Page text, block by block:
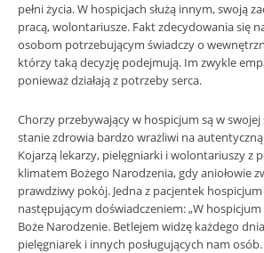
pełni życia. W hospicjach służą innym, swoją
pracą, wolontariusze. Fakt zdecydowania się
osobom potrzebującym świadczy o
którzy taką decyzję podejmują. Im zwykle
ponieważ działają z potrzeby serca.
Chorzy przebywający w hospicjum są w
stanie zdrowia bardzo wrażliwi na
Kojarzą lekarzy, pielęgniarki i wolontariuszy z
klimatem Bożego Narodzenia, gdy aniołowie
prawdziwy pokój. Jedna z pacjentek hospicjum
następującym doświadczeniem: „W
Boże Narodzenie. Betlejem widzę każdego
pielęgniarek i innych posługujących nam